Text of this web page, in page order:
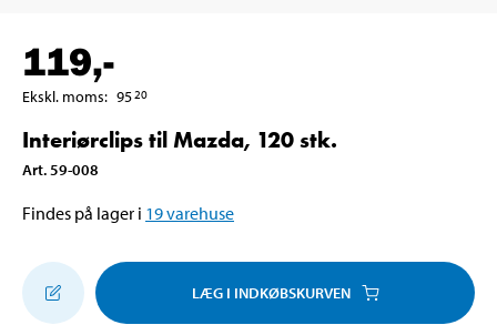
119,-
Ekskl. moms: 9520
Interiørclips til Mazda, 120 stk.
Art. 59-008
Findes på lager i 19varehuse
LÆG I INDKØBSKURVEN